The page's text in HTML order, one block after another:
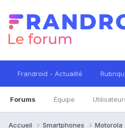
Frandroid - Actualité
Forums Équipe
Accueil Smartphones Motorola